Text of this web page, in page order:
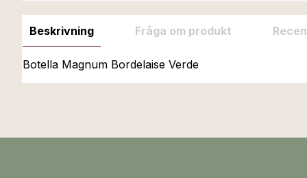
Beskrivning Fråga om produkt
Botella Magnum Bordelaise Verde